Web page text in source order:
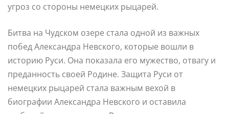
угроз со стороны немецких рыцарей.
Битва на Чудском озере стала одной из важных
побед Александра Невского, которые вошли в
историю Руси. Она показала его мужество, отвагу и
преданность своей Родине. Защита Руси от
немецких рыцарей стала важным вехой в
биографии Александра Невского и оставила